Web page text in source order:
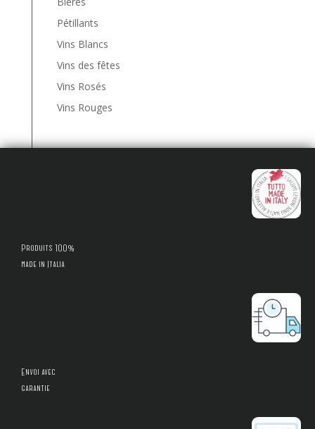
Pétillants
Vins Blancs
Vins des fêtes
Vins Rosés
Vins Rouges
Produits 100%
made in Italia
Envoi avec
garantie